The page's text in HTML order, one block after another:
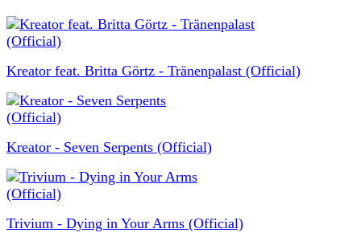
Kreator feat. Britta Görtz - Tränenpalast (Official)
Kreator - Seven Serpents (Official)
Trivium - Dying in Your Arms (Official)